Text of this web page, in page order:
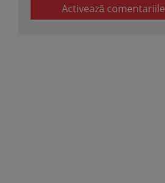
Activează comentariile